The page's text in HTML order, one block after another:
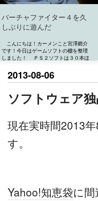
バーチャファイター４を久
しぶりに遊んだ
こんにちは！カーメンこと宮澤郷介
です！今日はゲームソフトの棚を整理
しました！ ＰＳ２ソフトは３０本ほ
ス２を８年くらいほぼ毎...
2013-08-06
ソフトウェア
現在実時間2013
す。
Yahoo!知恵袋に